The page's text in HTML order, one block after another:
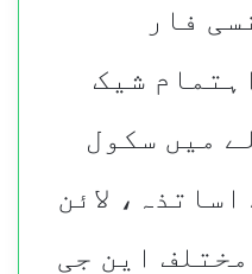
فار
شیک
میں سکول
لائن
این جی